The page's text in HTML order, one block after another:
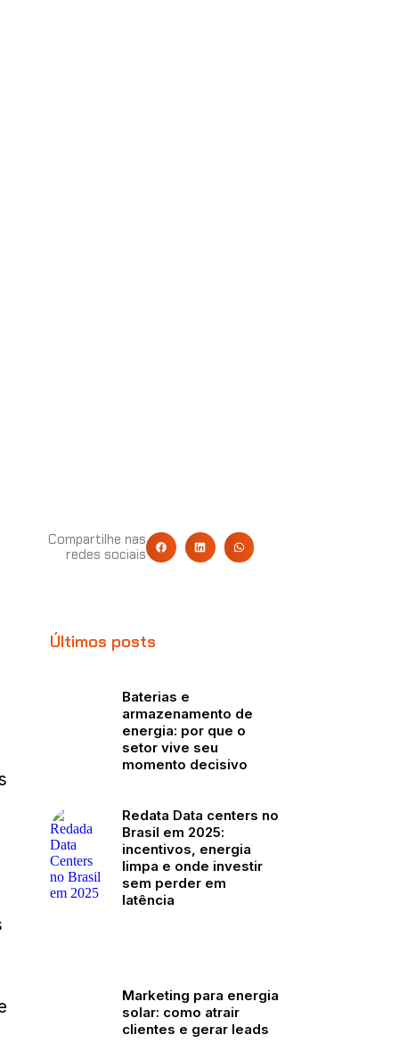
Compartilhe nas
redes sociais
Últimos posts
Baterias e
armazenamento de
energia: por que o
setor vive seu
momento decisivo
Redata Data centers no
Brasil em 2025:
incentivos, energia
limpa e onde investir
sem perder em
latência
Marketing para energia
solar: como atrair
clientes e gerar leads